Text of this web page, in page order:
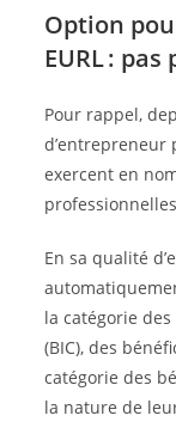
Option
EURL :
Pour rappel,
d’entrepreneur
exercent en
En sa qualité
la catégorie
(BIC), des
catégorie des
la nature de